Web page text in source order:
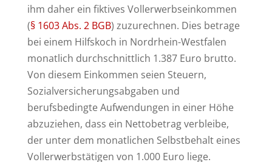
ihm daher ein fiktives Vollerwerbseinkommen
(§ 1603 Abs. 2 BGB) zuzurechnen. Dies betrage
bei einem Hilfskoch in Nordrhein-Westfalen
monatlich durchschnittlich 1.387 Euro brutto.
Von diesem Einkommen seien Steuern,
Sozialversicherungsabgaben und
berufsbedingte Aufwendungen in einer Höhe
abzuziehen, dass ein Nettobetrag verbleibe,
der unter dem monatlichen Selbstbehalt eines
Vollerwerbstätigen von 1.000 Euro liege.